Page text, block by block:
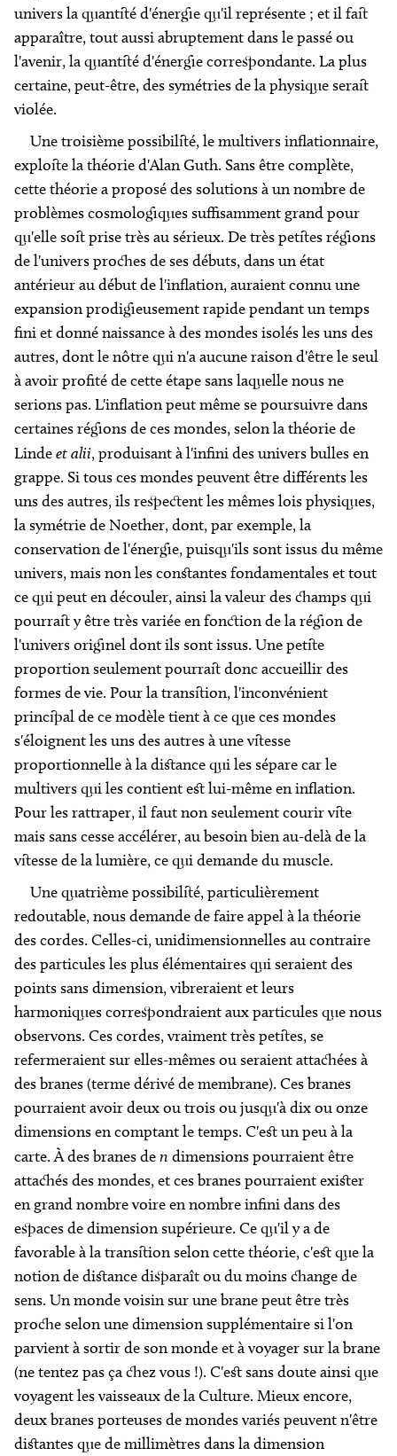
univers la quantité d'énergie qu'il représente ; et il fait
apparaître, tout aussi abruptement dans le passé ou
l'avenir, la quantité d'énergie correspondante. La plus
certaine, peut-être, des symétries de la physique serait
violée.
Une troisième possibilité, le multivers inflationnaire,
exploite la théorie d'Alan Guth. Sans être complète,
cette théorie a proposé des solutions à un nombre de
problèmes cosmologiques suffisamment grand pour
qu'elle soit prise très au sérieux. De très petites régions
de l'univers proches de ses débuts, dans un état
antérieur au début de l'inflation, auraient connu une
expansion prodigieusement rapide pendant un temps
fini et donné naissance à des mondes isolés les uns des
autres, dont le nôtre qui n'a aucune raison d'être le seul
à avoir profité de cette étape sans laquelle nous ne
serions pas. L'inflation peut même se poursuivre dans
certaines régions de ces mondes, selon la théorie de
Lindeet alii, produisant à l'infini des univers bulles en
grappe. Si tous ces mondes peuvent être différents les
uns des autres, ils respectent les mêmes lois physiques,
la symétrie de Noether, dont, par exemple, la
conservation de l'énergie, puisqu'ils sont issus du même
univers, mais non les constantes fondamentales et tout
ce qui peut en découler, ainsi la valeur des champs qui
pourrait y être très variée en fonction de la région de
l'univers originel dont ils sont issus. Une petite
proportion seulement pourrait donc accueillir des
formes de vie. Pour la transition, l'inconvénient
principal de ce modèle tient à ce que ces mondes
s'éloignent les uns des autres à une vitesse
proportionnelle à la distance qui les sépare car le
multivers qui les contient est lui-même en inflation.
Pour les rattraper, il faut non seulement courir vite
mais sans cesse accélérer, au besoin bien au-delà de la
vitesse de la lumière, ce qui demande du muscle.
Une quatrième possibilité, particulièrement
redoutable, nous demande de faire appel à la théorie
des cordes. Celles-ci, unidimensionnelles au contraire
des particules les plus élémentaires qui seraient des
points sans dimension, vibreraient et leurs
harmoniques correspondraient aux particules que nous
observons. Ces cordes, vraiment très petites, se
refermeraient sur elles-mêmes ou seraient attachées à
des branes (terme dérivé de membrane). Ces branes
pourraient avoir deux ou trois ou jusqu'à dix ou onze
dimensions en comptant le temps. C'est un peu à la
carte. À des branes den dimensions pourraient être
attachés des mondes, et ces branes pourraient exister
en grand nombre voire en nombre infini dans des
espaces de dimension supérieure. Ce qu'il y a de
favorable à la transition selon cette théorie, c'est que la
notion de distance disparaît ou du moins change de
sens. Un monde voisin sur une brane peut être très
proche selon une dimension supplémentaire si l'on
parvient à sortir de son monde et à voyager sur la brane
(ne tentez pas ça chez vous !). C'est sans doute ainsi que
voyagent les vaisseaux de la Culture. Mieux encore,
deux branes porteuses de mondes variés peuvent n'être
distantes que de millimètres dans la dimension